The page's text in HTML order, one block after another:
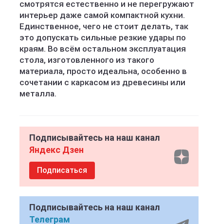
смотрятся естественно и не перегружают
интерьер даже самой компактной кухни.
Единственное, чего не стоит делать, так
это допускать сильные резкие удары по
краям. Во всём остальном эксплуатация
стола, изготовленного из такого
материала, просто идеальна, особенно в
сочетании с каркасом из древесины или
металла.
Подписывайтесь на наш канал
Яндекс Дзен
Подписаться
Подписывайтесь на наш канал
Телеграм